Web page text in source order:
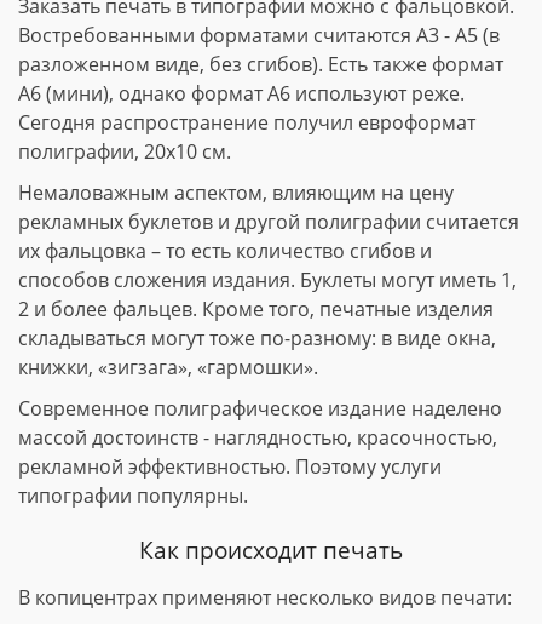
Заказать печать в типографии можно с фальцовкой.
Востребованными форматами считаются А3 - А5 (в
разложенном виде, без сгибов). Есть также формат
А6 (мини), однако формат А6 используют реже.
Сегодня распространение получил евроформат
полиграфии, 20х10 см.
Немаловажным аспектом, влияющим на цену
рекламных буклетов и другой полиграфии считается
их фальцовка – то есть количество сгибов и
способов сложения издания. Буклеты могут иметь 1,
2 и более фальцев. Кроме того, печатные изделия
складываться могут тоже по-разному: в виде окна,
книжки, «зигзага», «гармошки».
Современное полиграфическое издание наделено
массой достоинств - наглядностью, красочностью,
рекламной эффективностью. Поэтому услуги
типографии популярны.
Как происходит печать
В копицентрах применяют несколько видов печати: